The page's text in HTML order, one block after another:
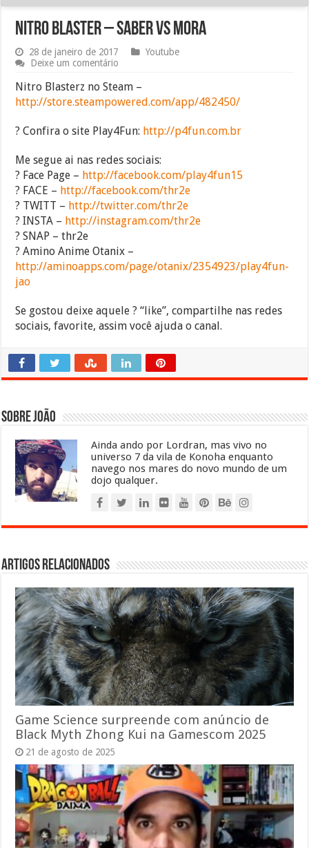
Nitro Blaster – Saber vs Mora
28 de janeiro de 2017
Youtube
Deixe um comentário
Nitro Blasterz no Steam –
http://store.steampowered.com/app/482450/
? Confira o site Play4Fun: http://p4fun.com.br
Me segue ai nas redes sociais:
? Face Page – http://facebook.com/play4fun15
? FACE – http://facebook.com/thr2e
? TWITT – http://twitter.com/thr2e
? INSTA – http://instagram.com/thr2e
? SNAP – thr2e
? Amino Anime Otanix –
http://aminoapps.com/page/otanix/2354923/play4fun-
jao
Se gostou deixe aquele ? “like”, compartilhe nas redes
sociais, favorite, assim você ajuda o canal.
Sobre João
Ainda ando por Lordran, mas vivo no
universo 7 da vila de Konoha enquanto
navego nos mares do novo mundo de um
dojo qualquer.
Artigos relacionados
Game Science surpreende com anúncio de
Black Myth Zhong Kui na Gamescom 2025
21 de agosto de 2025